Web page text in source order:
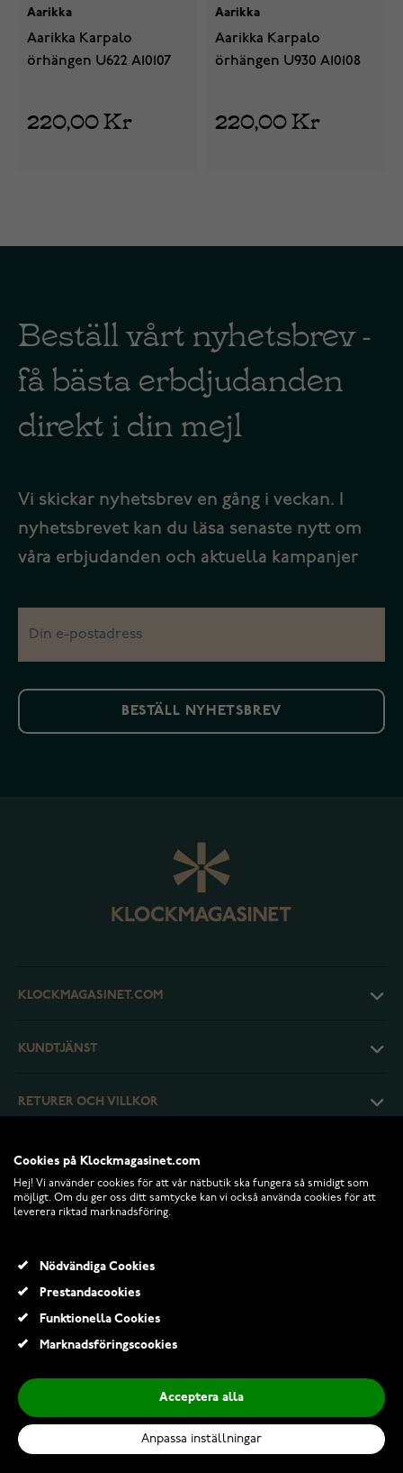
Aarikka
Aarikka Karpalo
örhängen U622 A10107
220,00 Kr
Aarikka
Aarikka Karpalo
örhängen U930 A10108
220,00 Kr
Beställ vårt nyhetsbrev -
få bästa erbdjudanden
direkt i din mejl
Vi skickar nyhetsbrev en gång i veckan. I
nyhetsbrevet kan du läsa senaste nytt om
våra erbjudanden och aktuella kampanjer
BESTÄLL NYHETSBREV
KLOCKMAGASINET.COM
KUNDTJÄNST
RETURER OCH VILLKOR
INFO
220,00 Kr
Cookies på Klockmagasinet.com
Hej! Vi använder cookies för att vår nätbutik ska fungera så smidigt som
möjligt. Om du ger oss ditt samtycke kan vi också använda cookies för att
leverera riktad marknadsföring.
Nödvändiga Cookies
Prestandacookies
Funktionella Cookies
Marknadsföringscookies
Acceptera alla
Anpassa inställningar